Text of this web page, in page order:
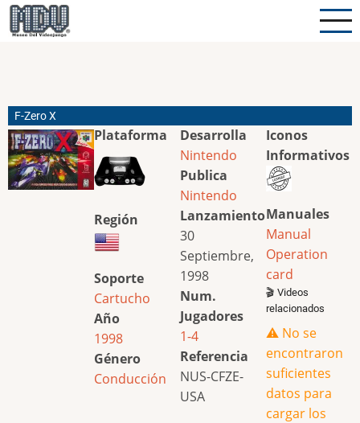
Pasar
al
F-Zero X
Plataforma
Región
Soporte
Cartucho
Año
1998
Género
Conducción
Desarrolla
Nintendo
Publica
Nintendo
Lanzamiento
30
Septiembre,
1998
Num.
Jugadores
1-4
Referencia
NUS-CFZE-
USA
Iconos
Informativos
Manuales
Manual
Operation
card
🎬 Videos
relacionados
⚠️ No se
encontraron
suficientes
datos para
cargar los